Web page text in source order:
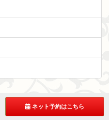
ネット予約はこちら